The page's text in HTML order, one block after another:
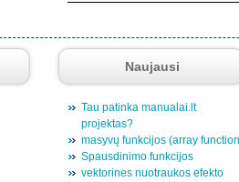
Naujausi
Tau patinka manualai.lt
projektas?
masyvų funkcijos (array
Spausdinimo funkcijos
vektorines nuotraukos efekto